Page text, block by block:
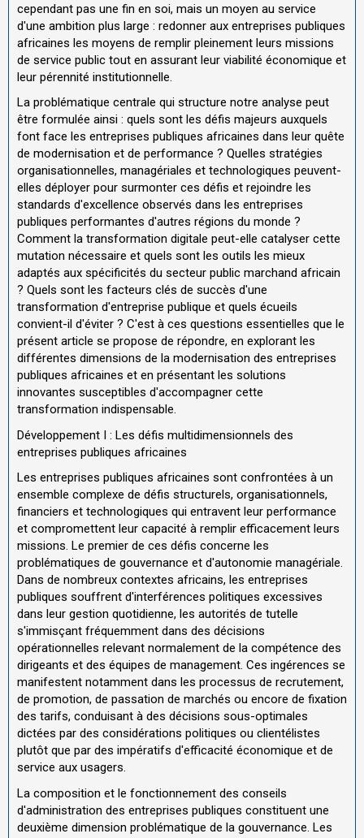
cependant pas une fin en soi, mais un moyen au service
d'une ambition plus large : redonner aux entreprises publiques
africaines les moyens de remplir pleinement leurs missions
de service public tout en assurant leur viabilité économique et
leur pérennité institutionnelle.
La problématique centrale qui structure notre analyse peut
être formulée ainsi : quels sont les défis majeurs auxquels
font face les entreprises publiques africaines dans leur quête
de modernisation et de performance ? Quelles stratégies
organisationnelles, managériales et technologiques peuvent-
elles déployer pour surmonter ces défis et rejoindre les
standards d'excellence observés dans les entreprises
publiques performantes d'autres régions du monde ?
Comment la transformation digitale peut-elle catalyser cette
mutation nécessaire et quels sont les outils les mieux
adaptés aux spécificités du secteur public marchand africain
? Quels sont les facteurs clés de succès d'une
transformation d'entreprise publique et quels écueils
convient-il d'éviter ? C'est à ces questions essentielles que le
présent article se propose de répondre, en explorant les
différentes dimensions de la modernisation des entreprises
publiques africaines et en présentant les solutions
innovantes susceptibles d'accompagner cette
transformation indispensable.
Développement I : Les défis multidimensionnels des
entreprises publiques africaines
Les entreprises publiques africaines sont confrontées à un
ensemble complexe de défis structurels, organisationnels,
financiers et technologiques qui entravent leur performance
et compromettent leur capacité à remplir efficacement leurs
missions. Le premier de ces défis concerne les
problématiques de gouvernance et d'autonomie managériale.
Dans de nombreux contextes africains, les entreprises
publiques souffrent d'interférences politiques excessives
dans leur gestion quotidienne, les autorités de tutelle
s'immisçant fréquemment dans des décisions
opérationnelles relevant normalement de la compétence des
dirigeants et des équipes de management. Ces ingérences se
manifestent notamment dans les processus de recrutement,
de promotion, de passation de marchés ou encore de fixation
des tarifs, conduisant à des décisions sous-optimales
dictées par des considérations politiques ou clientélistes
plutôt que par des impératifs d'efficacité économique et de
service aux usagers.
La composition et le fonctionnement des conseils
d'administration des entreprises publiques constituent une
deuxième dimension problématique de la gouvernance. Les